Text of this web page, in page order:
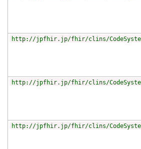
http://jpfhir.jp/fhir/clins/CodeSystem/
http://jpfhir.jp/fhir/clins/CodeSystem/
http://jpfhir.jp/fhir/clins/CodeSystem/